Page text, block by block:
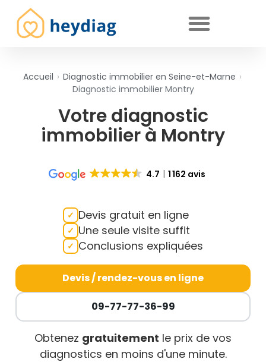
Accueil › Diagnostic immobilier en Seine-et-Marne ›
Diagnostic immobilier Montry
Votre diagnostic
immobilier à Montry
4.7 1 162 avis
Devis gratuit en ligne
Une seule visite suffit
Conclusions expliquées
Devis / rendez-vous en ligne
09-77-77-36-99
Obtenez gratuitement le prix de vos
diagnostics en moins d'une minute.